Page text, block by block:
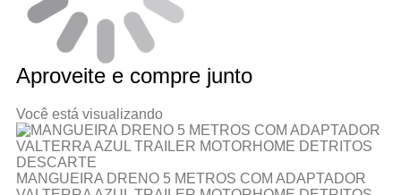
Aproveite e compre junto
Você está visualizando
MANGUEIRA DRENO 5 METROS COM ADAPTADOR